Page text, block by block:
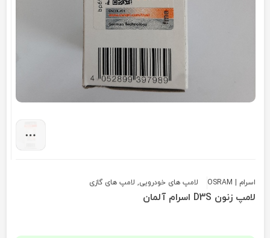
اسرام | OSRAM لامپ های خودرویی, لامپ های گازی
لامپ زنون D3S اسرام آلمان